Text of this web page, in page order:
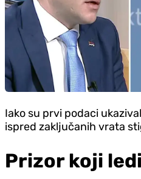
Iako su prvi podaci
ispred zaključanih vrata
Prizor koji